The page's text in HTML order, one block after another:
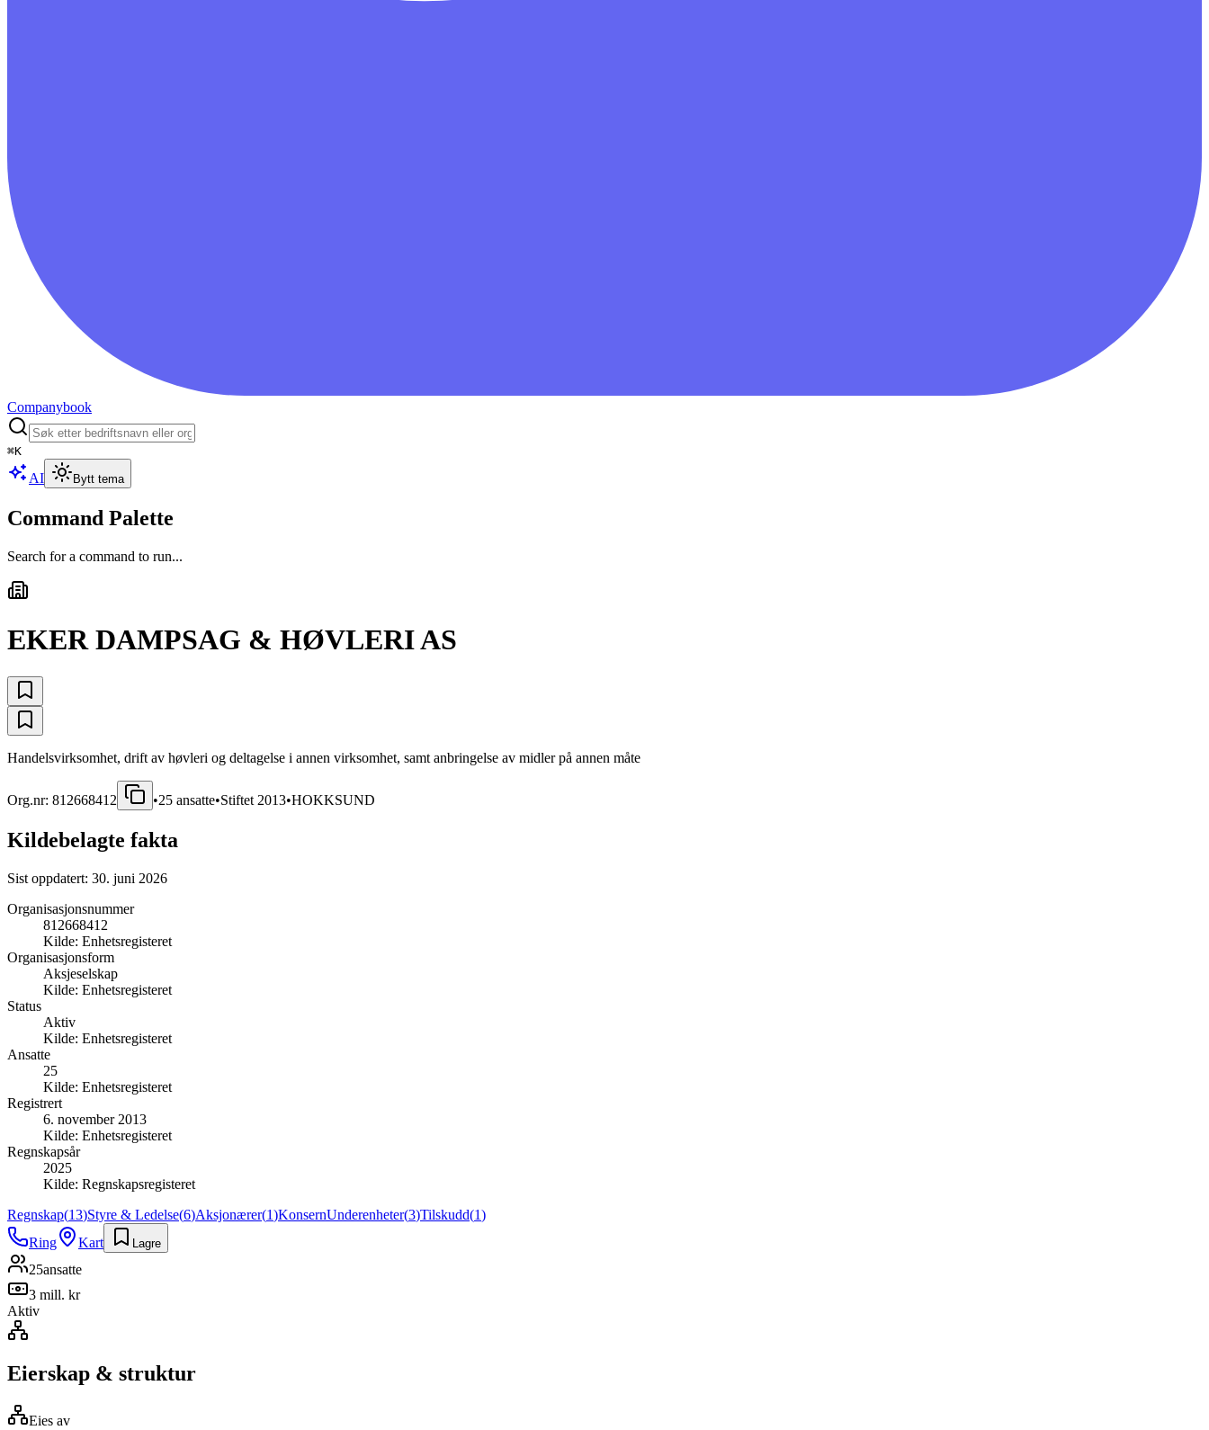
Companybook
⌘K
AI Bytt tema
Command Palette
Search for a command to run...
EKER DAMPSAG & HØVLERI AS
Handelsvirksomhet, drift av høvleri og deltagelse i annen virksomhet, samt anbringelse av midler på annen måte
Org.nr: 812668412 •25 ansatte•Stiftet 2013•HOKKSUND
Kildebelagte fakta
Sist oppdatert: 30. juni 2026
Organisasjonsnummer
812668412
Kilde: Enhetsregisteret
Organisasjonsform
Aksjeselskap
Kilde: Enhetsregisteret
Status
Aktiv
Kilde: Enhetsregisteret
Ansatte
25
Kilde: Enhetsregisteret
Registrert
6. november 2013
Kilde: Enhetsregisteret
Regnskapsår
2025
Kilde: Regnskapsregisteret
Regnskap(13)Styre & Ledelse(6)Aksjonærer(1)KonsernUnderenheter(3)Tilskudd(1)
Ring
Kart Lagre
25ansatte
3 mill. kr
Aktiv
Eierskap & struktur
Eies av